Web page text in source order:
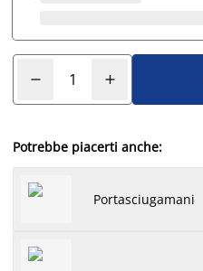
Potrebbe piacerti anche:
Portasciugamani